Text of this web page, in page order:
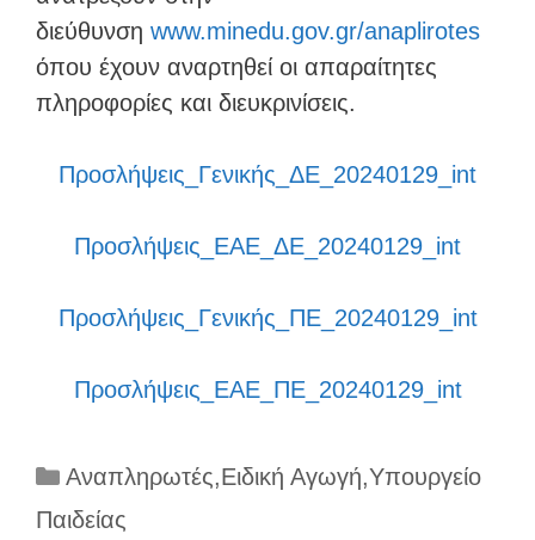
διεύθυνση www.minedu.gov.gr/anaplirotes
όπου έχουν αναρτηθεί οι απαραίτητες
πληροφορίες και διευκρινίσεις.
Προσλήψεις_Γενικής_ΔΕ_20240129_int
Προσλήψεις_ΕΑΕ_ΔΕ_20240129_int
Προσλήψεις_Γενικής_ΠΕ_20240129_int
Προσλήψεις_ΕΑΕ_ΠΕ_20240129_int
Κατηγορίες
Αναπληρωτές,Ειδική Αγωγή,Υπουργείο
Παιδείας